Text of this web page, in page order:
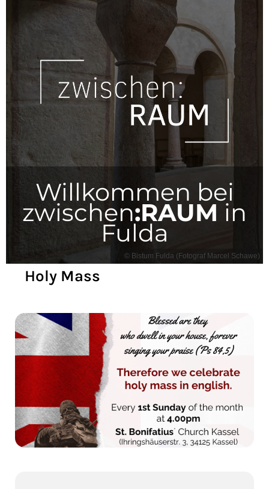
Willkommen bei
zwischen:RAUM in
Fulda
© Bistum Fulda (Fotograf Marcel Schawe)
Holy Mass